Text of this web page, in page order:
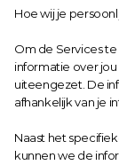
Hoe wij je
Om de Services
informatie over
uiteengezet. De
afhankelijk van je
Naast het
kunnen we de